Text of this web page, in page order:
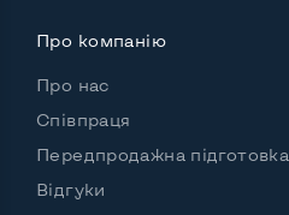
Про компанію
Про нас
Співпраця
Передпродажна підготовка
Відгуки